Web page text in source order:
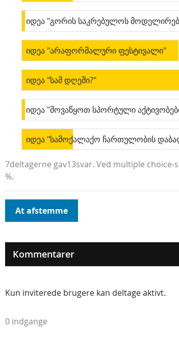
იდეა "გორის საკრებულოს
იდეა "არაფორმალური ფესტივალი"
იდეა "სამ დღეში?"
იდეა "მოვაწყოთ სპორტული
იდეა "სამოქალაქო ჩართულობის
7deltagerne gav13svar. Ved multiple
%.
At afstemme
Kommentarer
Kun inviterede brugere kan deltage aktivt.
0 indgange